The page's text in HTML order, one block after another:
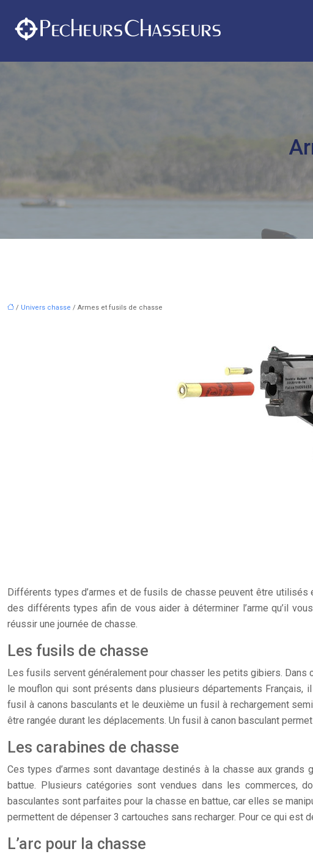
/ Univers chasse / Armes et fusils de chasse
Différents types d’armes et de fusils de chasse peuvent être utilisés
des différents types afin de vous aider à déterminer l’arme qu’il
réussir une journée de chasse.
Les fusils de chasse
Les fusils servent généralement pour chasser les petits gibiers. Dans
le mouflon qui sont présents dans plusieurs départements
fusil à canons basculants et le deuxième un fusil à rechargement
être rangée durant les déplacements. Un fusil à canon basculant
Les carabines de chasse
Ces types d’armes sont davantage destinés à la chasse aux
battue. Plusieurs catégories sont vendues dans les commerces,
basculantes sont parfaites pour la chasse en battue, car elles se
permettent de dépenser 3 cartouches sans recharger. Pour ce qui est
L’arc pour la chasse